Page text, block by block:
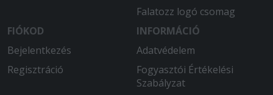
Falatozz logó csomag
FIÓKOD
Bejelentkezés
Regisztráció
INFORMÁCIÓ
Adatvédelem
Fogyasztói Értékelési
Szabályzat